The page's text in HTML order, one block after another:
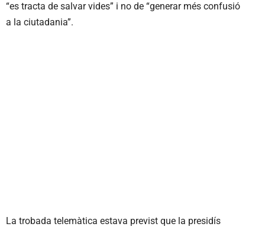
“es tracta de salvar vides” i no de “generar més confusió
a la ciutadania”.
La trobada telemàtica estava previst que la presidís